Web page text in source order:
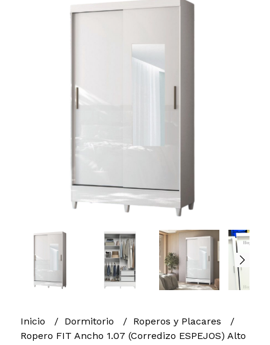
Inicio Dormitorio
Roperos y Placares
Ropero FIT Ancho 1.07 (Corredizo ESPEJOS) Alto